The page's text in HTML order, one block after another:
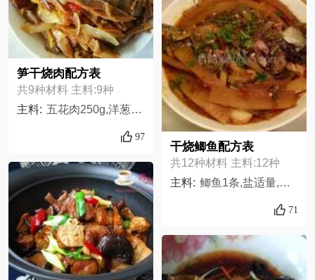
笋干烧肉配方表
共9种材料 主料:9种
主料: 五花肉250g,洋葱1小颗,笋干200g,油少许,生抽适量,豆瓣酱适量,料酒适量,盐糖少许,蒜生姜干辣椒少许
97
干烧鲫鱼配方表
共12种材料 主料:12种
主料: 鲫鱼1条,盐适量,油适量,花椒适量,酱油少许,料酒适量,葱适量,姜适量,蒜1瓣,榨菜适量,青辣椒适量,蒜火锅底料适量,
71